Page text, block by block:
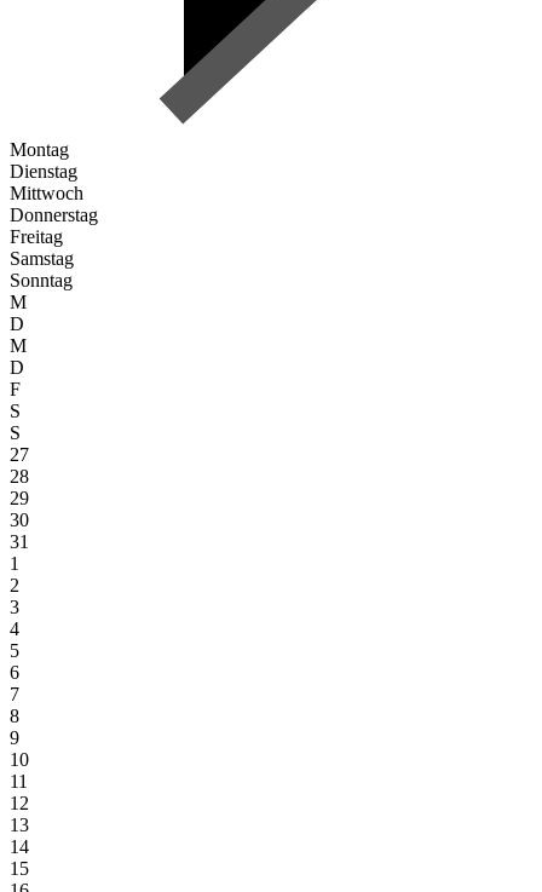
Montag
Dienstag
Mittwoch
Donnerstag
Freitag
Samstag
Sonntag
M
D
M
D
F
S
S
27
28
29
30
31
1
2
3
4
5
6
7
8
9
10
11
12
13
14
15